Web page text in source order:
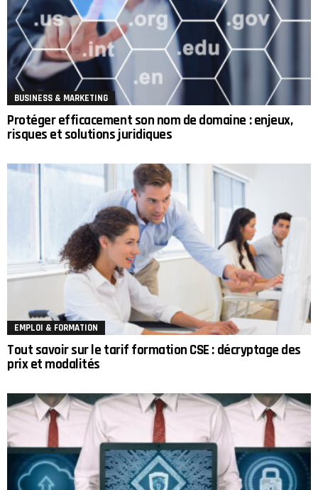
BUSINESS & MARKETING
Protéger efficacement son nom de domaine : enjeux,
risques et solutions juridiques
EMPLOI & FORMATION
Tout savoir sur le tarif formation CSE : décryptage des
prix et modalités